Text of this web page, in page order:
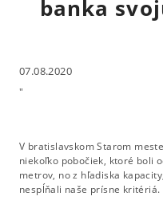
banka
07.08.2020
"
V bratislavskom Starom
niekoľko pobočiek, ktoré boli
metrov, no z hľadiska
nespĺňali naše prísne kritériá.